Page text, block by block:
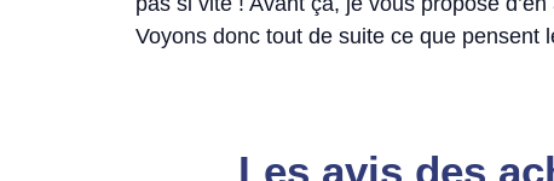
Voyons donc tout de suite ce que pensent
Les avis des